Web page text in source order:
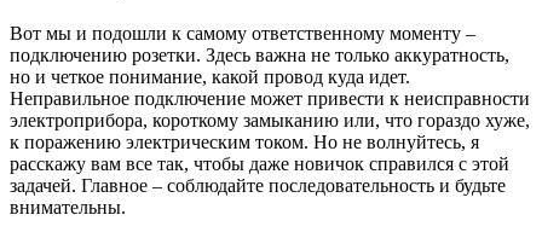
Вот мы и подошли к самому ответственному моменту –
подключению розетки. Здесь важна не только аккуратность,
но и четкое понимание, какой провод куда идет.
Неправильное подключение может привести к неисправности
электроприбора, короткому замыканию или, что гораздо хуже,
к поражению электрическим током. Но не волнуйтесь, я
расскажу вам все так, чтобы даже новичок справился с этой
задачей. Главное – соблюдайте последовательность и будьте
внимательны.